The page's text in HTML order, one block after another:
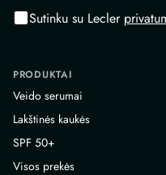
Sutinku su Lecler
PRODUKTAI
Veido serumai
Lakštinės kaukės
SPF 50+
Visos prekės